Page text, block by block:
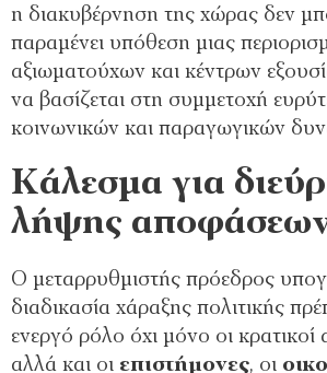
η διακυβέρνηση της χώρας δεν
παραμένει υπόθεση μιας
αξιωματούχων και κέντρων
να βασίζεται στη συμμετοχή
κοινωνικών και παραγωγικών
Κάλεσμα για
λήψης
Ο μεταρρυθμιστής πρόεδρος
διαδικασία χάραξης πολιτικής
ενεργό ρόλο όχι μόνο οι κρατικοί
αλλά και οι επιστήμονες, οι